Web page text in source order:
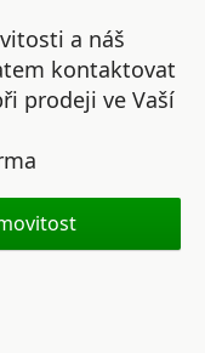
a náš
kontaktovat
prodeji ve Vaší